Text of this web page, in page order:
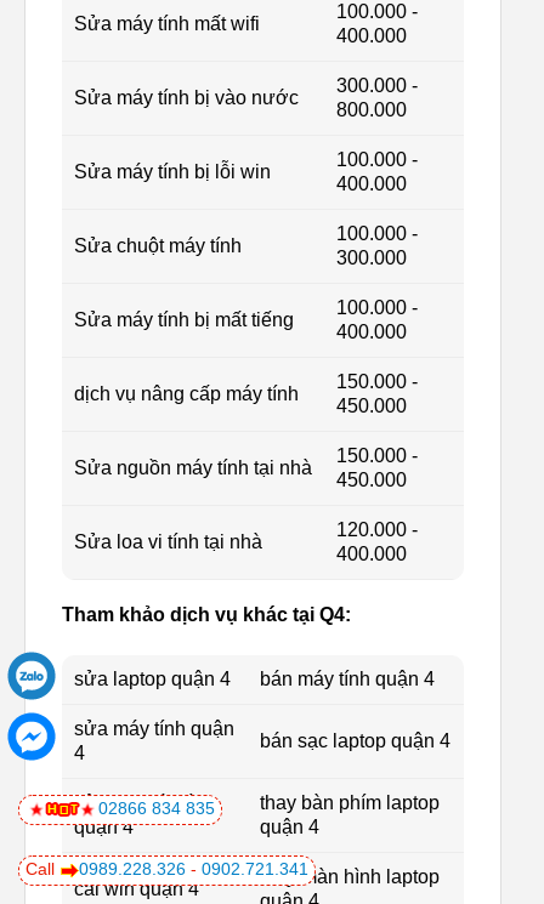
Sửa máy tính mất wifi
100.000 -
400.000
Sửa máy tính bị vào nước
300.000 -
800.000
Sửa máy tính bị lỗi win
100.000 -
400.000
Sửa chuột máy tính
100.000 -
300.000
Sửa máy tính bị mất tiếng
100.000 -
400.000
dịch vụ nâng cấp máy tính
150.000 -
450.000
Sửa nguồn máy tính tại nhà
150.000 -
450.000
Sửa loa vi tính tại nhà
120.000 -
400.000
Tham khảo dịch vụ khác tại Q4:
sửa laptop quận 4 bán máy tính quận 4
sửa máy tính quận
4
bán sạc laptop quận 4
vệ sinh máy tính
quận 4
thay bàn phím laptop
quận 4
cài win quận 4
thay màn hình laptop
Call 0989.228.326 - 0902.721.341
02866 834 835